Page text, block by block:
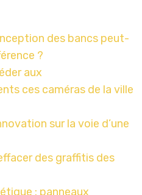
des bancs peut-
?
aux
ces caméras de la ville
sur la voie d’une
des graffitis des
: panneaux